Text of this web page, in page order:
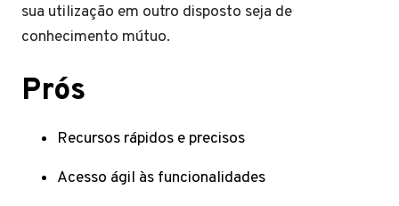
sua utilização em outro disposto seja de
conhecimento mútuo.
Prós
Recursos rápidos e precisos
Acesso ágil às funcionalidades